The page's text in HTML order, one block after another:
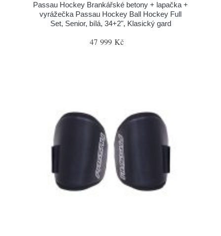
Passau Hockey Brankářské betony + lapačka +
vyrážečka Passau Hockey Ball Hockey Full
Set, Senior, bílá, 34+2", Klasický gard
47 999 Kč